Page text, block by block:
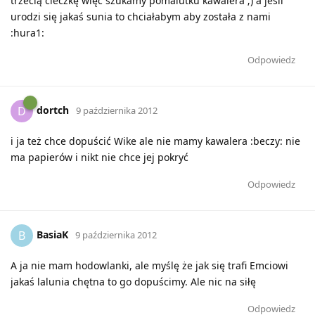
urodzi się jakaś sunia to chciałabym aby została z nami
:hura1:
Odpowiedz
D dortch 9 października 2012
i ja też chce dopuścić Wike ale nie mamy kawalera :beczy: nie
ma papierów i nikt nie chce jej pokryć
Odpowiedz
B BasiaK 9 października 2012
A ja nie mam hodowlanki, ale myślę że jak się trafi Emciowi
jakaś lalunia chętna to go dopuścimy. Ale nic na siłę
Odpowiedz